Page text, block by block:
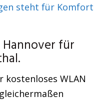
steht für Komfort
Hannover für
kostenloses WLAN